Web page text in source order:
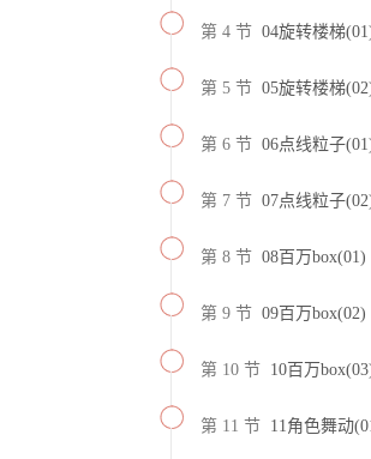
第 4 节 04旋转楼梯
第 5 节 05旋转楼梯
第 6 节 06点线粒子
第 7 节 07点线粒子
第 8 节 08百万box(01)
第 9 节 09百万box(02)
第 10 节 10百万
第 11 节 11角色舞动